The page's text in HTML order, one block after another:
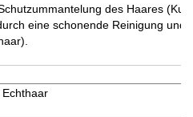
des Haares
eine schonende Reinigung und